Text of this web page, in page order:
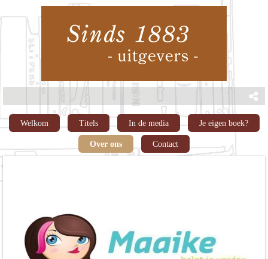
Welkom Titels In de media Je eigen boek?
Over ons Contact